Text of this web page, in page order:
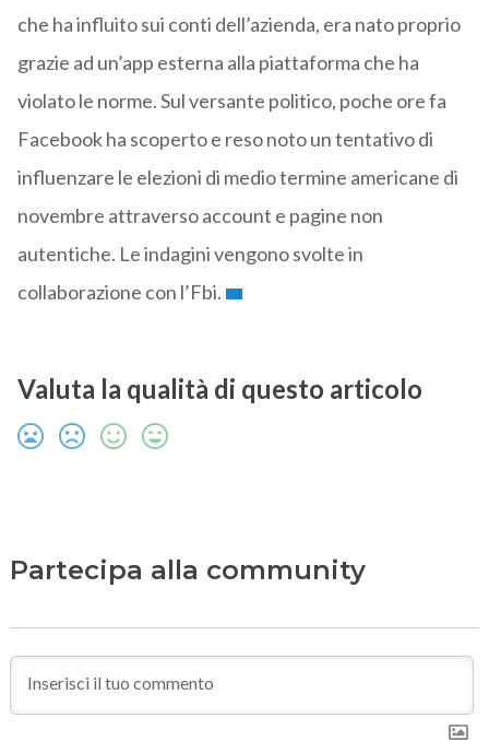
che ha influito sui conti dell’azienda, era nato proprio
grazie ad un’app esterna alla piattaforma che ha
violato le norme. Sul versante politico, poche ore fa
Facebook ha scoperto e reso noto un tentativo di
influenzare le elezioni di medio termine americane di
novembre attraverso account e pagine non
autentiche. Le indagini vengono svolte in
collaborazione con l’Fbi.
Valuta la qualità di questo articolo
Partecipa alla community